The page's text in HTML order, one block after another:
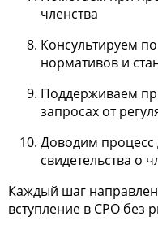
членства
Консультируем
нормативов и
Поддерживаем
запросах от
Доводим процесс
свидетельства о
Каждый шаг
вступление в СРО без